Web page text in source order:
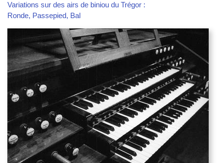
Variations sur des airs de biniou du Trégor :
Ronde, Passepied, Bal